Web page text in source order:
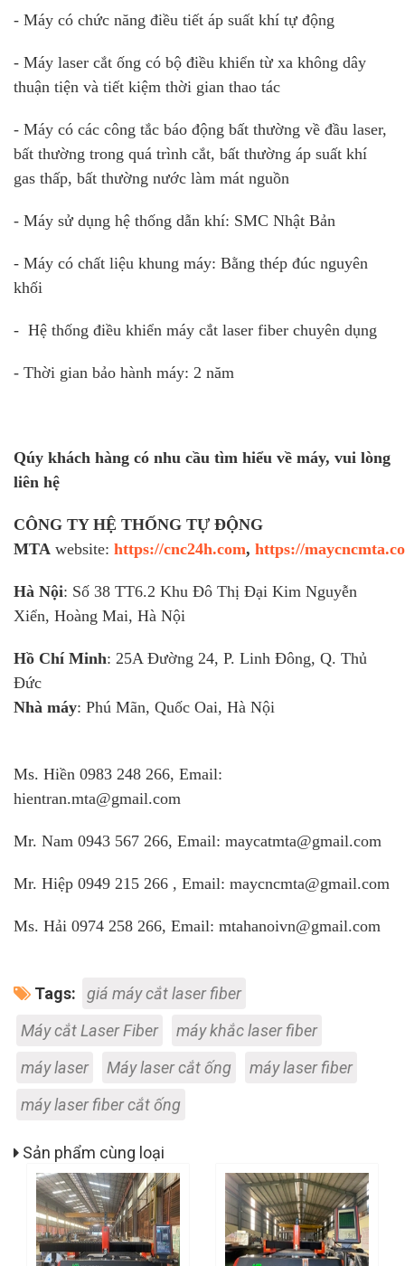
- Máy có chức năng điều tiết áp suất khí tự động
- Máy laser cắt ống có bộ điều khiển từ xa không dây
thuận tiện và tiết kiệm thời gian thao tác
- Máy có các công tắc báo động bất thường về đầu laser,
bất thường trong quá trình cắt, bất thường áp suất khí
gas thấp, bất thường nước làm mát nguồn
- Máy sử dụng hệ thống dẫn khí: SMC Nhật Bản
- Máy có chất liệu khung máy: Bằng thép đúc nguyên
khối
- Hệ thống điều khiển máy cắt laser fiber chuyên dụng
- Thời gian bảo hành máy: 2 năm
Qúy khách hàng có nhu cầu tìm hiểu về máy, vui lòng
liên hệ
CÔNG TY HỆ THỐNG TỰ ĐỘNG
MTA website: https://cnc24h.com, https://
Hà Nội: Số 38 TT6.2 Khu Đô Thị Đại Kim Nguyễn
Xiển, Hoàng Mai, Hà Nội
Hồ Chí Minh: 25A Đường 24, P. Linh Đông, Q. Thủ
Đức
Nhà máy: Phú Mãn, Quốc Oai, Hà Nội
Ms. Hiền 0983 248 266, Email:
hientran.mta@gmail.com
Mr. Nam 0943 567 266, Email: maycatmta@gmail.com
Mr. Hiệp 0949 215 266 , Email: maycncmta@gmail.com
Ms. Hải 0974 258 266, Email: mtahanoivn@gmail.com
Tags:
giá máy cắt laser fiber
Máy cắt Laser Fiber
máy khắc laser fiber
máy laser
Máy laser cắt ống
máy laser fiber
máy laser fiber cắt ống
Sản phẩm cùng loại